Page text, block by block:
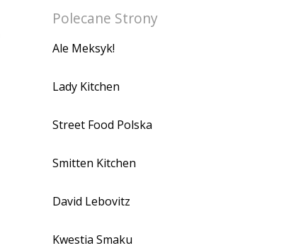
Polecane Strony
Ale Meksyk!
Lady Kitchen
Street Food Polska
Smitten Kitchen
David Lebovitz
Kwestia Smaku